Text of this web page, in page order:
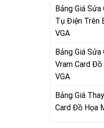
Bảng Giá
Tụ Điện Trên
VGA
Bảng Giá
Vram Card
VGA
Bảng Giá
Card Đồ Họa